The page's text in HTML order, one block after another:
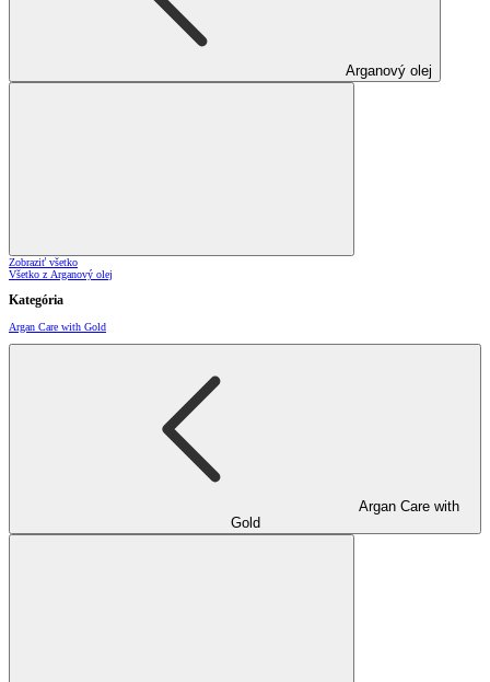
Arganový olej
Zobraziť všetko
Všetko z Arganový olej
Kategória
Argan Care with Gold
Argan Care with
Gold